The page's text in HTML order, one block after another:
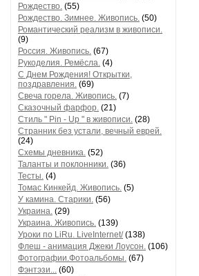
Рождество. (55)
Рождество. Зимнее. Живопись. (50)
Романтический реализм в живописи.
(9)
Россия. Живопись. (67)
Рукоделия. Ремёсла. (4)
С Днем Рождения! Открытки,
поздравления. (69)
Свеча горела. Живопись. (7)
Сказочный фарфор. (21)
Стиль " Pin - Up " в живописи. (28)
Странник без устали, вечный еврей.
(24)
Схемы дневника. (52)
Таланты и поклонники. (36)
Тесты. (4)
Томас Кинкейд. Живопись. (5)
У камина. Старики. (56)
Украина. (29)
Украина. Живопись. (139)
Уроки по LiRu. LiveInternet/(138)
Флеш - анимация Джеки Лоусон. (106)
Фотографии.Фотоальбомы. (67)
Фэнтэзи... (60)